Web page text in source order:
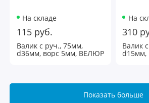
На складе
115 руб.
Валик с руч., 75мм,
d36мм, ворс 5мм, ВЕЛЮР
На
310
Валик
d15мм,
Показать больше